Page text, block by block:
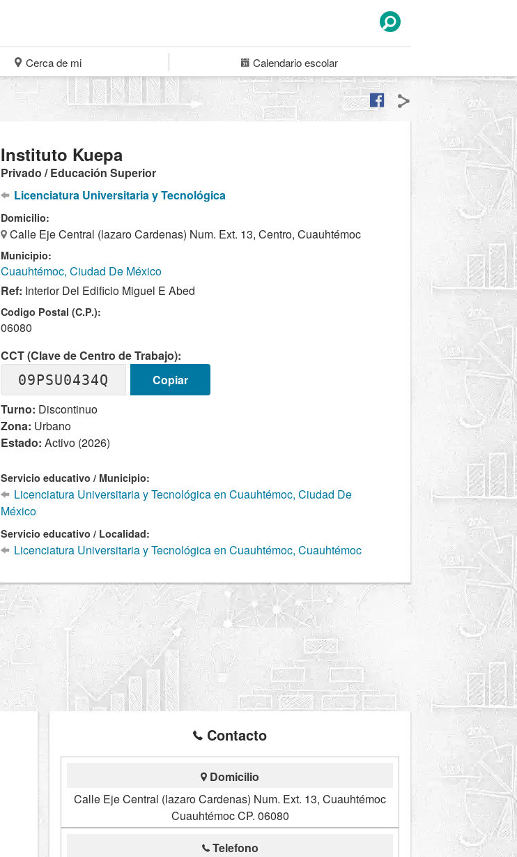
Cerca de mi Calendarioescolar
Instituto Kuepa
Privado / Educación Superior
Licenciatura Universitaria y Tecnológica
Domicilio:
Calle Eje Central (lazaro Cardenas) Num. Ext. 13, Centro, Cuauhtémoc
Municipio:
Cuauhtémoc, Ciudad De México
Ref: Interior Del Edificio Miguel E Abed
Codigo Postal (C.P.):
06080
CCT (Clave de Centro de Trabajo):
09PSU0434Q
Copiar
Turno: Discontinuo
Zona: Urbano
Estado: Activo (2026)
Servicio educativo / Municipio:
Licenciatura Universitaria y Tecnológica en Cuauhtémoc, Ciudad De
México
Servicio educativo / Localidad:
Licenciatura Universitaria y Tecnológica en Cuauhtémoc, Cuauhtémoc
Contacto
Domicilio
Calle Eje Central (lazaro Cardenas) Num. Ext. 13, Cuauhtémoc
Cuauhtémoc CP. 06080
Telefono